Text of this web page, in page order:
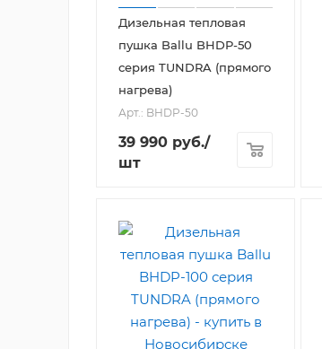
Дизельная тепловая
пушка Ballu BHDP-50
серия TUNDRA (прямого
нагрева)
Арт.: BHDP-50
39 990 руб./
шт